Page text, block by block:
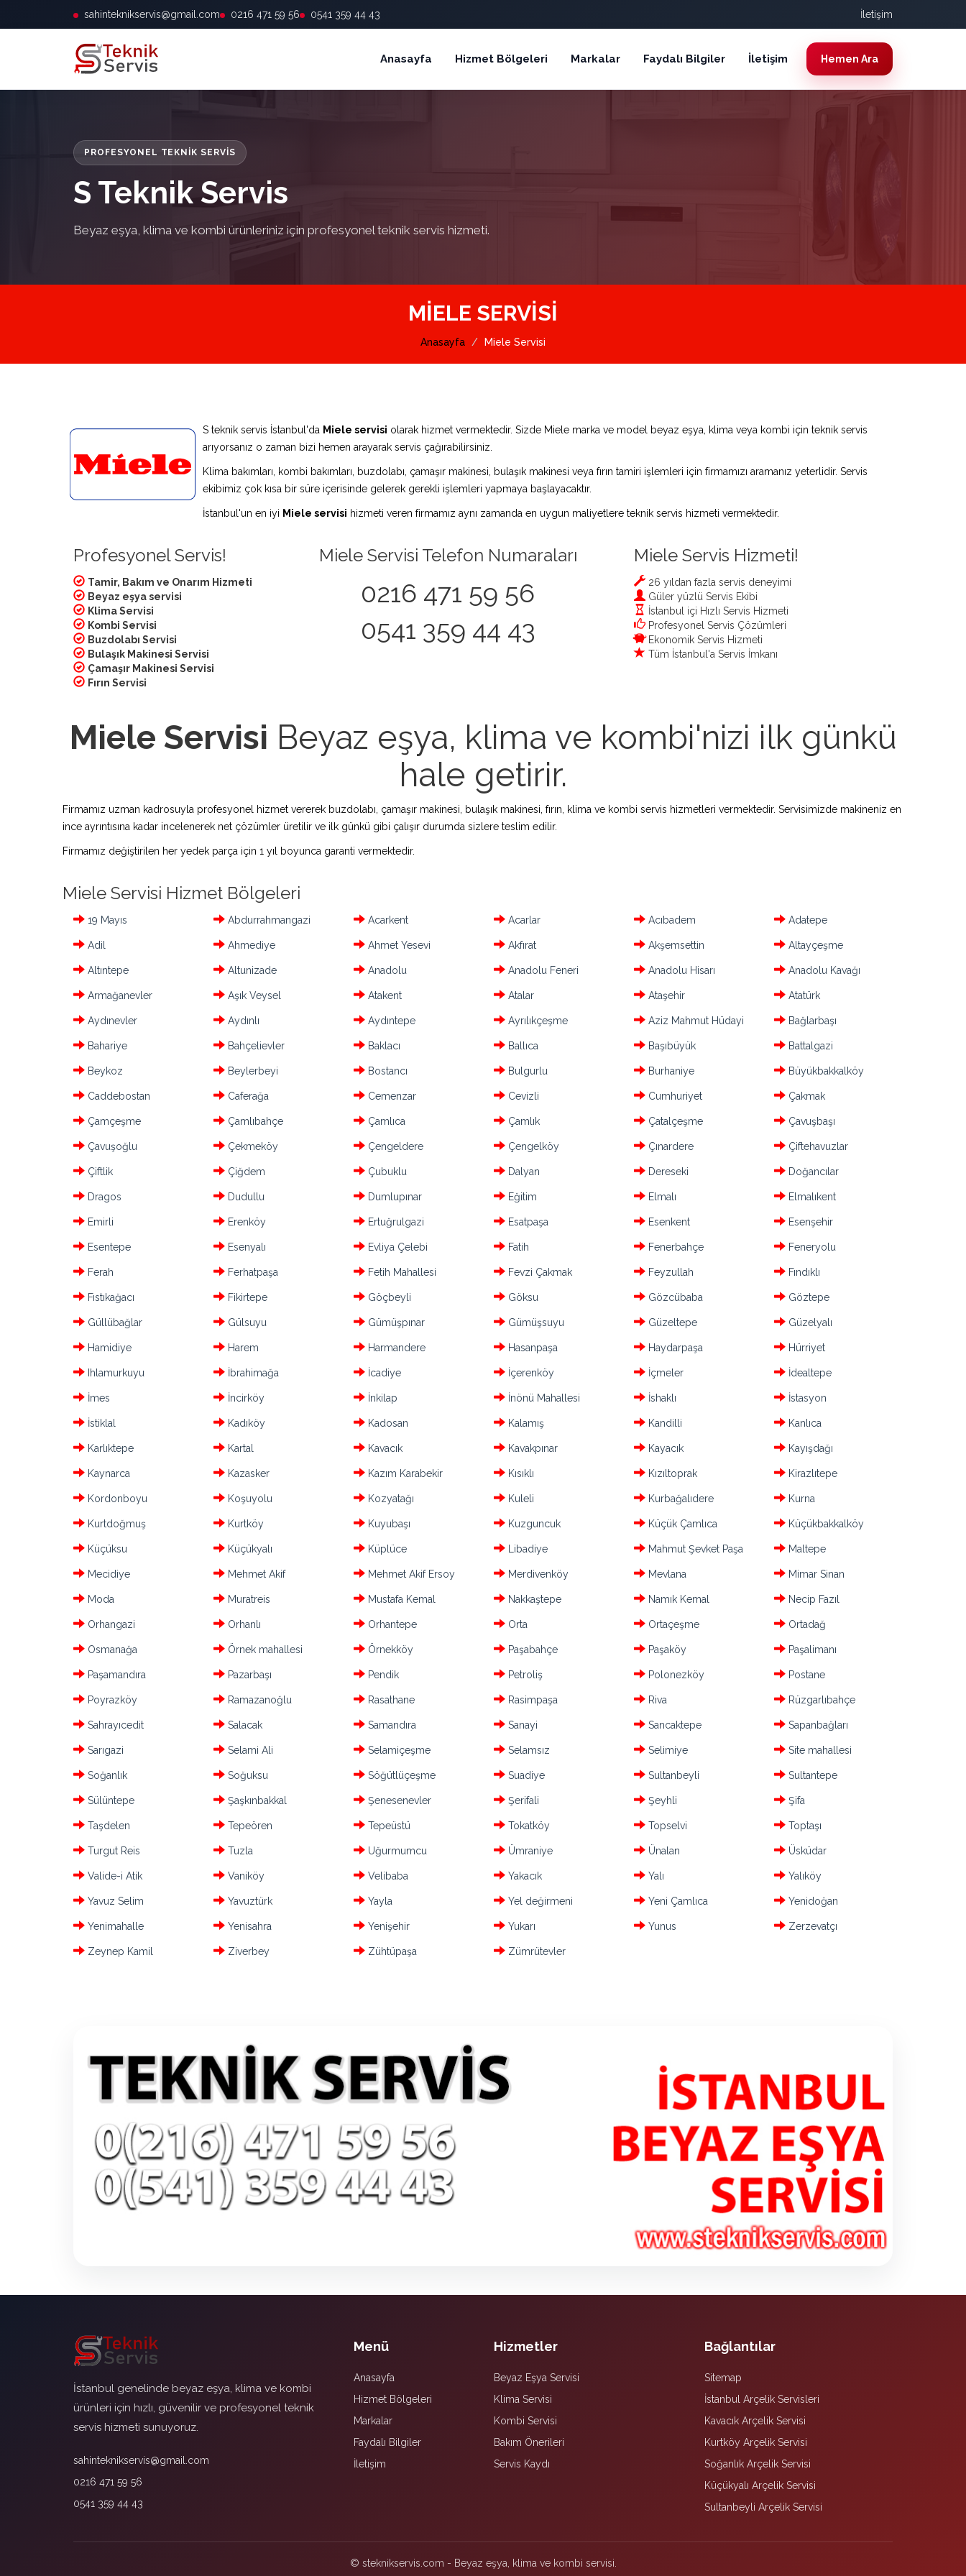
sahinteknikservis@gmail.com 0216 471 59 56 0541 359 44 43 İletişim
Anasayfa Hizmet Bölgeleri Markalar Faydalı Bilgiler İletişim Hemen Ara
PROFESYONEL TEKNIK SERVIS
S Teknik Servis
Beyaz eşya, klima ve kombi ürünleriniz için profesyonel teknik servis hizmeti.
MIELE SERVISI
Anasayfa Miele Servisi
S teknik servis İstanbul'da Miele servisi olarak hizmet vermektedir. Sizde Miele marka ve model beyaz eşya, klima veya kombi için teknik servis
arıyorsanız o zaman bizi hemen arayarak servis çağırabilirsiniz.
Klima bakımları, kombi bakımları, buzdolabı, çamaşır makinesi, bulaşık makinesi veya fırın tamiri işlemleri için firmamızı aramanız yeterlidir. Servis
ekibimiz çok kısa bir süre içerisinde gelerek gerekli işlemleri yapmaya başlayacaktır.
İstanbul'un en iyi Miele servisi hizmeti veren firmamız aynı zamanda en uygun maliyetlere teknik servis hizmeti vermektedir.
Profesyonel Servis!
Tamir, Bakım ve Onarım Hizmeti
Beyaz eşya servisi
Klima Servisi
Kombi Servisi
Buzdolabı Servisi
Bulaşık Makinesi Servisi
Çamaşır Makinesi Servisi
Fırın Servisi
Miele Servisi Telefon Numaraları
0216 471 59 56
0541 359 44 43
Miele Servis Hizmeti!
26 yıldan fazla servis deneyimi
Güler yüzlü Servis Ekibi
İstanbul içi Hızlı Servis Hizmeti
Profesyonel Servis Çözümleri
Ekonomik Servis Hizmeti
Tüm İstanbul'a Servis İmkanı
Miele Servisi Beyaz eşya, klima ve kombi'nizi ilk günkü
hale getirir.
Firmamız uzman kadrosuyla profesyonel hizmet vererek buzdolabı, çamaşır makinesi, bulaşık makinesi, fırın, klima ve kombi servis hizmetleri vermektedir. Servisimizde makineniz en
ince ayrıntısına kadar incelenerek net çözümler üretilir ve ilk günkü gibi çalışır durumda sizlere teslim edilir.
Firmamız değiştirilen her yedek parça için 1 yıl boyunca garanti vermektedir.
Miele Servisi Hizmet Bölgeleri
19 Mayıs Abdurrahmangazi Acarkent Acarlar Acıbadem Adatepe
Adil Ahmediye Ahmet Yesevi Akfırat Akşemsettin Altayçeşme
Altıntepe Altunizade Anadolu Anadolu Feneri Anadolu Hisarı Anadolu Kavağı
Armağanevler Aşık Veysel Atakent Atalar Ataşehir Atatürk
Aydınevler Aydınlı Aydıntepe Ayrılıkçeşme Aziz Mahmut Hüdayi Bağlarbaşı
Bahariye Bahçelievler Baklacı Ballıca Başıbüyük Battalgazi
Beykoz Beylerbeyi Bostancı Bulgurlu Burhaniye Büyükbakkalköy
Caddebostan Caferağa Cemenzar Cevizli Cumhuriyet Çakmak
Çamçeşme Çamlıbahçe Çamlıca Çamlık Çatalçeşme Çavuşbaşı
Çavuşoğlu Çekmeköy Çengeldere Çengelköy Çınardere Çiftehavuzlar
Çiftlik Çiğdem Çubuklu Dalyan Dereseki Doğancılar
Dragos Dudullu Dumlupınar Eğitim Elmalı Elmalıkent
Emirli Erenköy Ertuğrulgazi Esatpaşa Esenkent Esenşehir
Esentepe Esenyalı Evliya Çelebi Fatih Fenerbahçe Feneryolu
Ferah Ferhatpaşa Fetih Mahallesi Fevzi Çakmak Feyzullah Fındıklı
Fıstıkağacı Fikirtepe Göçbeyli Göksu Gözcübaba Göztepe
Güllübağlar Gülsuyu Gümüşpınar Gümüşsuyu Güzeltepe Güzelyalı
Hamidiye Harem Harmandere Hasanpaşa Haydarpaşa Hürriyet
Ihlamurkuyu İbrahimağa İcadiye İçerenköy İçmeler İdealtepe
İmes İncirköy İnkilap İnönü Mahallesi İshaklı İstasyon
İstiklal Kadıköy Kadosan Kalamış Kandilli Kanlıca
Karlıktepe Kartal Kavacık Kavakpınar Kayacık Kayışdağı
Kaynarca Kazasker Kazım Karabekir Kısıklı Kızıltoprak Kirazlıtepe
Kordonboyu Koşuyolu Kozyatağı Kuleli Kurbağalıdere Kurna
Kurtdoğmuş Kurtköy Kuyubaşı Kuzguncuk Küçük Çamlıca Küçükbakkalköy
Küçüksu Küçükyalı Küplüce Libadiye Mahmut Şevket Paşa Maltepe
Mecidiye Mehmet Akif Mehmet Akif Ersoy Merdivenköy Mevlana Mimar Sinan
Moda Muratreis Mustafa Kemal Nakkaştepe Namık Kemal Necip Fazıl
Orhangazi Orhanlı Orhantepe Orta Ortaçeşme Ortadağ
Osmanağa Örnek mahallesi Örnekköy Paşabahçe Paşaköy Paşalimanı
Paşamandıra Pazarbaşı Pendik Petroliş Polonezköy Postane
Poyrazköy Ramazanoğlu Rasathane Rasimpaşa Riva Rüzgarlıbahçe
Sahrayıcedit Salacak Samandıra Sanayi Sancaktepe Sapanbağları
Sarıgazi Selami Ali Selamiçeşme Selamsız Selimiye Site mahallesi
Soğanlık Soğuksu Söğütlüçeşme Suadiye Sultanbeyli Sultantepe
Sülüntepe Şaşkınbakkal Şenesenevler Şerifali Şeyhli Şifa
Taşdelen Tepeören Tepeüstü Tokatköy Topselvi Toptaşı
Turgut Reis Tuzla Uğurmumcu Ümraniye Ünalan Üsküdar
Valide-i Atik Vaniköy Velibaba Yakacık Yalı Yalıköy
Yavuz Selim Yavuztürk Yayla Yel değirmeni Yeni Çamlıca Yenidoğan
Yenimahalle Yenisahra Yenişehir Yukarı Yunus Zerzevatçı
Zeynep Kamil Ziverbey Zühtüpaşa Zümrütevler
İstanbul genelinde beyaz eşya, klima ve kombi
ürünleri için hızlı, güvenilir ve profesyonel teknik
servis hizmeti sunuyoruz.
sahinteknikservis@gmail.com
0216 471 59 56
0541 359 44 43
Menü
Anasayfa
Hizmet Bölgeleri
Markalar
Faydalı Bilgiler
İletişim
Hizmetler
Beyaz Eşya Servisi
Klima Servisi
Kombi Servisi
Bakım Önerileri
Servis Kaydı
Bağlantılar
Sitemap
İstanbul Arçelik Servisleri
Kavacık Arçelik Servisi
Kurtköy Arçelik Servisi
Soğanlık Arçelik Servisi
Küçükyalı Arçelik Servisi
Sultanbeyli Arçelik Servisi
© steknikservis.com - Beyaz eşya, klima ve kombi servisi.